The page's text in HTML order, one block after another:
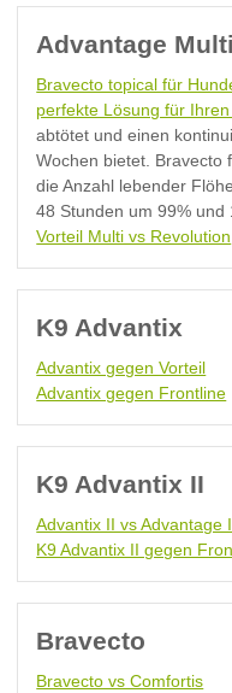
Advantage Multi
Bravecto topical für
perfekte Lösung für
abtötet und einen
Wochen bietet. Bravecto
die Anzahl lebender
48 Stunden um 99% und
Vorteil Multi vs Revolution
K9 Advantix
Advantix gegen Vorteil
Advantix gegen Frontline
K9 Advantix II
Advantix II vs Advantage
K9 Advantix II gegen
Bravecto
Bravecto vs Comfortis